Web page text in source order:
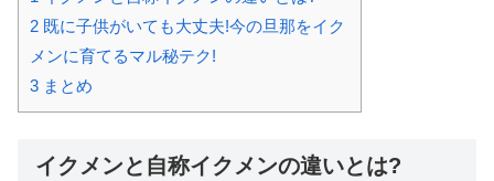
2 既に子供がいても大丈夫!今の旦那をイク
メンに育てるマル秘テク!
3 まとめ
イクメンと自称イクメンの違いとは?